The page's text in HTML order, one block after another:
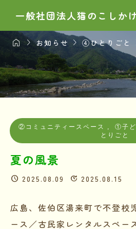
一般社団法人猫のこしかけ
 お知らせ ④ひとりごと
②コミュニティースペース ①子ど
とりごと
夏の風景
2025.08.09 2025.08.15
広島、佐伯区湯来町で不登校
ース／古民家レンタルスペー